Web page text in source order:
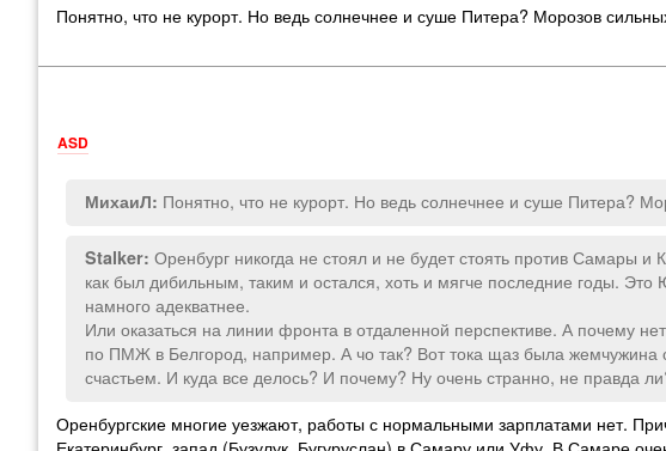
Понятно, что не курорт. Но ведь солнечнее и суше Питера? Морозов
ASD
МихаиЛ: Понятно, что не курорт. Но ведь солнечнее и суше Питера?
Stalker: Оренбург никогда не стоял и не будет стоять против Самары
как был дибильным, таким и остался, хоть и мягче последние годы.
намного адекватнее.
Или оказаться на линии фронта в отдаленной перспективе. А почему
по ПМЖ в Белгород, например. А чо так? Вот тока щаз была жемчужина
счастьем. И куда все делось? И почему? Ну очень странно, не правда
Оренбургские многие уезжают, работы с нормальными зарплатами нет.